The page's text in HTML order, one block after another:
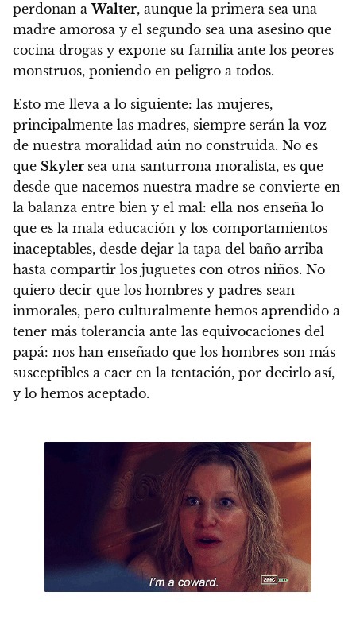
perdonan aWalter, aunque la primera sea una
madre amorosa y el segundo sea una asesino que
cocina drogas y expone su familia ante los peores
monstruos, poniendo en peligro a todos.
Esto me lleva a lo siguiente: las mujeres,
principalmente las madres, siempre serán la voz
de nuestra moralidad aún no construida. No es
que Skyler sea una santurrona moralista, es que
desde que nacemos nuestra madre se convierte en
la balanza entre bien y el mal: ella nos enseña lo
que es la mala educación y los comportamientos
inaceptables, desde dejar la tapa del baño arriba
hasta compartir los juguetes con otros niños. No
quiero decir que los hombres y padres sean
inmorales, pero culturalmente hemos aprendido a
tener más tolerancia ante las equivocaciones del
papá: nos han enseñado que los hombres son más
susceptibles a caer en la tentación, por decirlo así,
y lo hemos aceptado.